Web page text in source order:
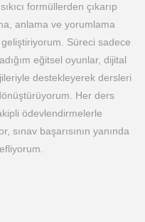
formüllerden çıkarıp
anlama ve yorumlama
Süreci sadece
eğitsel oyunlar, dijital
destekleyerek dersleri
Her ders
ödevlendirmelerle
sınav başarısının yanında